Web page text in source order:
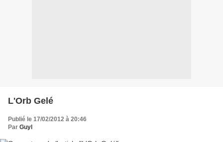
L'Orb Gelé
Publié le 17/02/2012 à 20:46
Par Guyl